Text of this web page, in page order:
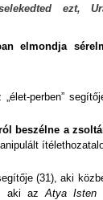
ezt,
elmondja
perben”
beszélne a
(31), aki
aki az Atya Isten